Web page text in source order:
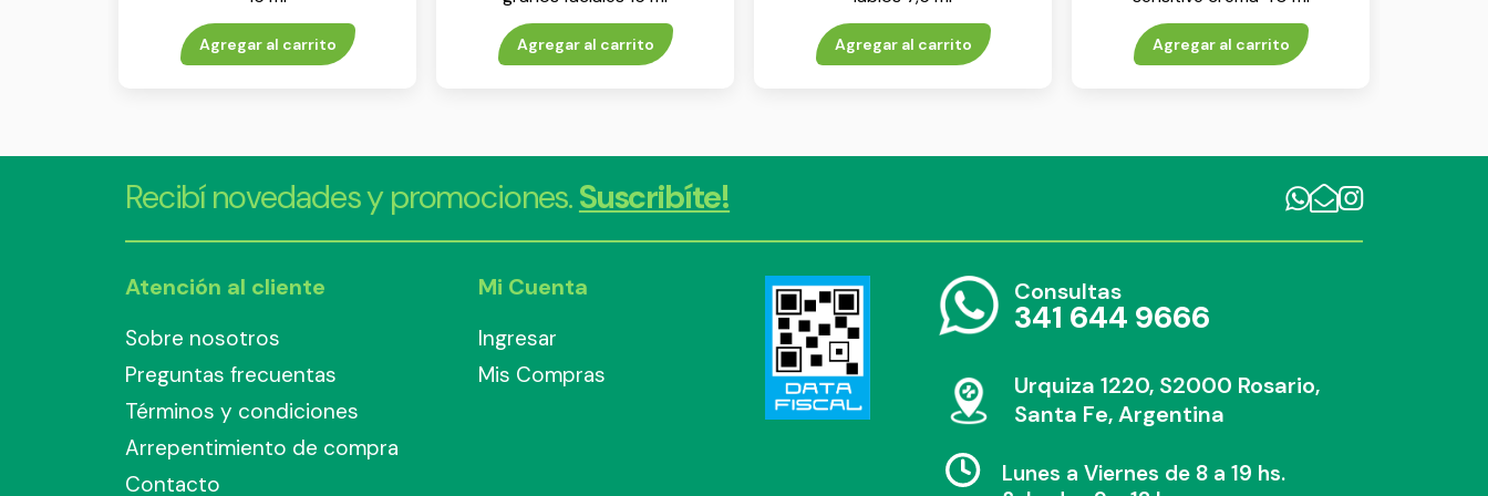
Agregar al carrito Agregar al carrito Agregar al carrito Agregar al carrito
Recibí novedades y promociones.Suscribíte!
Atención al cliente
Sobre nosotros
Preguntas frecuentas
Términos y condiciones
Arrepentimiento de compra
Contacto
Mi Cuenta
Ingresar
Mis Compras
Consultas
341 644 9666
Urquiza 1220, S2000 Rosario,
Santa Fe, Argentina
Lunes a Viernes de 8 a 19 hs.